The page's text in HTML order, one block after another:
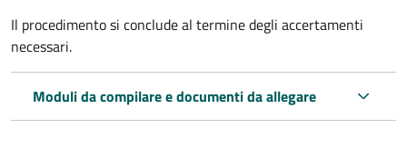
Il procedimento si conclude al termine degli accertamenti
necessari.
Moduli da compilare e documenti da allegare